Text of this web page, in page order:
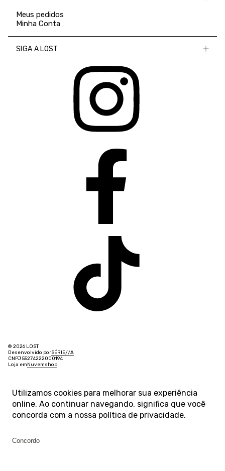
Meus pedidos
Minha Conta
SIGA A LOST
© 2026 LOST
Desenvolvido porSÉRIE//A
CNPJ 55274222000194
Loja emNuvemshop
Utilizamos cookies para melhorar sua experiência
online. Ao continuar navegando, significa que você
concorda com a nossa política de privacidade.
Concordo